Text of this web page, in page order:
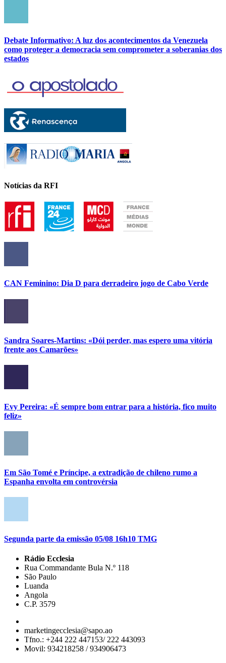
Debate Informativo: A luz dos acontecimentos da Venezuela
como proteger a democracia sem comprometer a soberanias dos
estados
Notícias da RFI
CAN Feminino: Dia D para derradeiro jogo de Cabo Verde
Sandra Soares-Martins: «Dói perder, mas espero uma vitória
frente aos Camarões»
Evy Pereira: «É sempre bom entrar para a história, fico muito
feliz»
Em São Tomé e Príncipe, a extradição de chileno rumo a
Espanha envolta em controvérsia
Segunda parte da emissão 05/08 16h10 TMG
Rádio Ecclesia
Rua Commandante Bula N.º 118
São Paulo
Luanda
Angola
C.P. 3579
marketingecclesia@sapo.ao
Tfno.: +244 222 447153/ 222 443093
Movil: 934218258 / 934906473